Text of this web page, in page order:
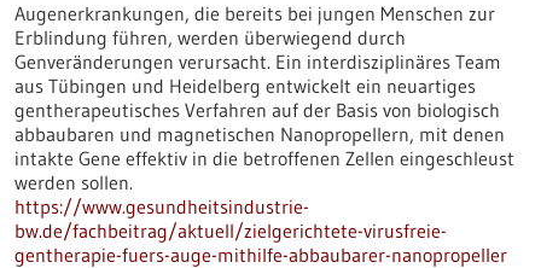
Augenerkrankungen, die bereits bei jungen Menschen zur
Erblindung führen, werden überwiegend durch
Genveränderungen verursacht. Ein interdisziplinäres Team
aus Tübingen und Heidelberg entwickelt ein neuartiges
gentherapeutisches Verfahren auf der Basis von biologisch
abbaubaren und magnetischen Nanopropellern, mit denen
intakte Gene effektiv in die betroffenen Zellen eingeschleust
werden sollen.
https://www.gesundheitsindustrie-
bw.de/fachbeitrag/aktuell/zielgerichtete-virusfreie-
gentherapie-fuers-auge-mithilfe-abbaubarer-nanopropeller